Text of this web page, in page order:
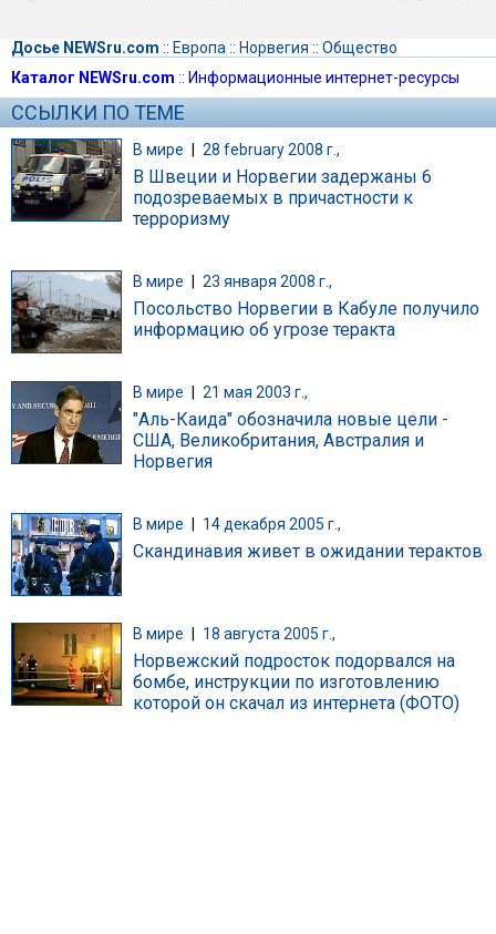
Досье NEWSru.com :: Европа :: Норвегия :: Общество
Каталог NEWSru.com :: Информационные интернет-ресурсы
ССЫЛКИ ПО ТЕМЕ
В мире | 28 february 2008 г.,
В Швеции и Норвегии задержаны 6
подозреваемых в причастности к
терроризму
В мире 23 января 2008 г.,
Посольство Норвегии в Кабуле получило
информацию об угрозе теракта
В мире 21 мая 2003 г.,
"Аль-Каида" обозначила новые цели -
США, Великобритания, Австралия и
Норвегия
В мире 14 декабря 2005 г.,
Скандинавия живет в ожидании терактов
В мире 18 августа 2005 г.,
Норвежский подросток подорвался на
бомбе, инструкции по изготовлению
которой он скачал из интернета (ФОТО)